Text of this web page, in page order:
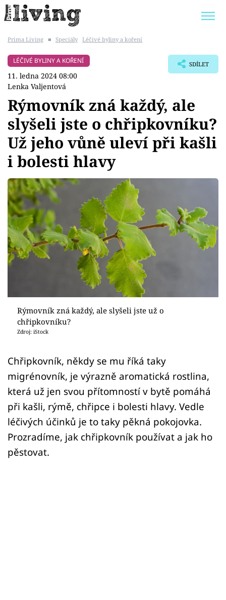
BYDLENÍ SLAVNÝCH
ZAHRADA
Témata
Bydlení
Zahrada
Design
Sledujte prima+
Přihlášení
Sledujte nás
Prima Living ■ Speciály Léčivé byliny a koření
LÉČIVÉ BYLINY A KOŘENÍ
11. ledna 2024 08:00
Lenka Valjentová
SDÍLET
Rýmovník zná každý, ale
slyšeli jste o chřipkovníku?
Už jeho vůně uleví při kašli
i bolesti hlavy
Rýmovník zná každý, ale slyšeli jste už o
chřipkovníku?
Zdroj: iStock
Chřipkovník, někdy se mu říká taky
migrénovník, je výrazně aromatická rostlina,
která už jen svou přítomností v bytě pomáhá
při kašli, rýmě, chřipce i bolesti hlavy. Vedle
léčivých účinků je to taky pěkná pokojovka.
Prozradíme, jak chřipkovník používat a jak ho
pěstovat.